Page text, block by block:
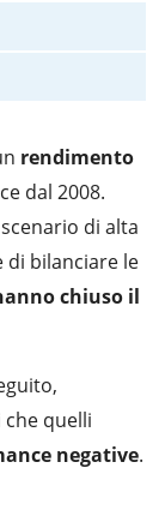
rendimento
dal 2008.
di alta
di bilanciare le
chiuso il
quelli
negative.